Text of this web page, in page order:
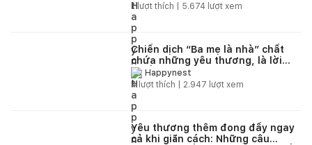
1lượt thích | 5.674 lượt xem
Chiến dịch “Ba mẹ là nhà” chất
chứa những yêu thương, là lời
muốn nói của những người con
dành tặng ba mẹ
Happynest
4 lượt thích | 2.947 lượt xem
Yêu thương thêm đong đầy ngay
cả khi giãn cách: Những câu